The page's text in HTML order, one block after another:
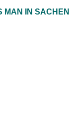
MAN IN SACHEN